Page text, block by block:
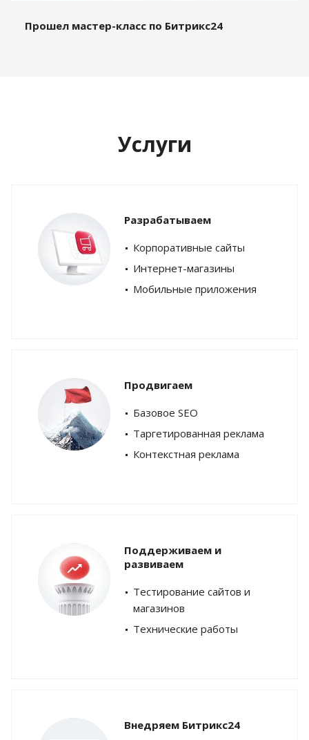
Прошел мастер-класс по Битрикс24
Услуги
Разрабатываем
Корпоративные сайты
Интернет-магазины
Мобильные приложения
Продвигаем
Базовое SEO
Таргетированная реклама
Контекстная реклама
Поддерживаем и
развиваем
Тестирование сайтов и
магазинов
Технические работы
Внедряем Битрикс24